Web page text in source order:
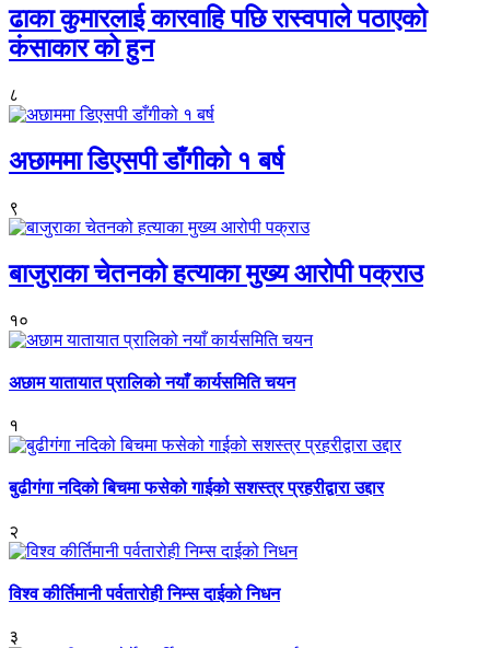
ढाका कुमारलाई कारवाहि पछि रास्वपाले पठाएको
कंसाकार को हुन
८
अछाममा डिएसपी डाँगीको १ बर्ष
९
बाजुराका चेतनको हत्याका मुख्य आरोपी पक्राउ
१०
अछाम यातायात प्रालिको नयाँ कार्यसमिति चयन
१
बुढीगंगा नदिको बिचमा फसेको गाईको सशस्त्र प्रहरीद्वारा उद्दार
२
विश्व कीर्तिमानी पर्वतारोही निम्स दाईको निधन
३